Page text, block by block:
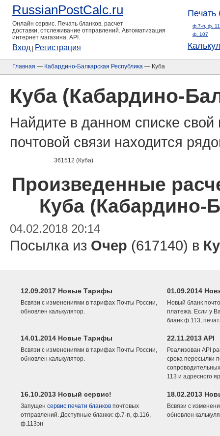
RussianPostCalc.ru
Онлайн сервис. Печать бланков, расчет
доставки, отслеживание отправлений. Автоматизация
интернет магазина. API.
Вход Регистрация
Печать
ф.7-п, ф.
ф. 107
Главная — Кабардино-Балкарская Республика — Куба
Куба (Кабардино-
Найдите в данном списке
почтовой связи находится
361512 (Куба)
Произведенные
Куба (Кабардино-
04.02.2018 20:14
Посылка из Очер (617140) в
12.09.2017 Новые Тарифы
Всвязи с изменениями в тарифах Почты России,
обновлен калькулятор.
01.09.2014
Новый бланк
платежа. Если у
бланк ф.113,
14.01.2014 Новые Тарифы
Всвязи с изменениями в тарифах Почты России,
обновлен калькулятор.
22.11.2013 API
Реализован API
срока пересылки
113 и адресного
16.10.2013 Новый сервис!
Запущен сервис печати бланков почтовых
отправлений. Доступные бланки: ф.7-п, ф.116,
ф.113эн
18.02.2013
Всвязи с
обновлен